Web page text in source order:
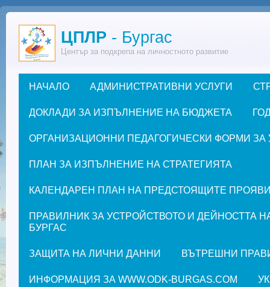
Премини към основното съдържание
ЦПЛР - Бургас
Център за подкрепа на личностното развитие
Основно меню
НАЧАЛО АДМИНИСТРАТИВНИ УСЛУГИ
ДОКЛАДИ ЗА ИЗПЪЛНЕНИЕ НА БЮДЖЕТА
ОРГАНИЗАЦИОННИ ПЕДАГОГИЧЕСКИ ФОРМИ ЗА
ПЛАН ЗА ИЗПЪЛНЕНИЕ НА СТРАТЕГИЯТА
КАЛЕНДАРЕН ПЛАН НА ПРЕДСТОЯЩИТЕ ПРОЯВИ
ПРАВИЛНИК ЗА УСТРОЙСТВОТО И ДЕЙНОСТТА
БУРГАС
ЗАЩИТА НА ЛИЧНИ ДАННИ ВЪТРЕШНИ
ИНФОРМАЦИЯ ЗА WWW.ODK-BURGAS.COM